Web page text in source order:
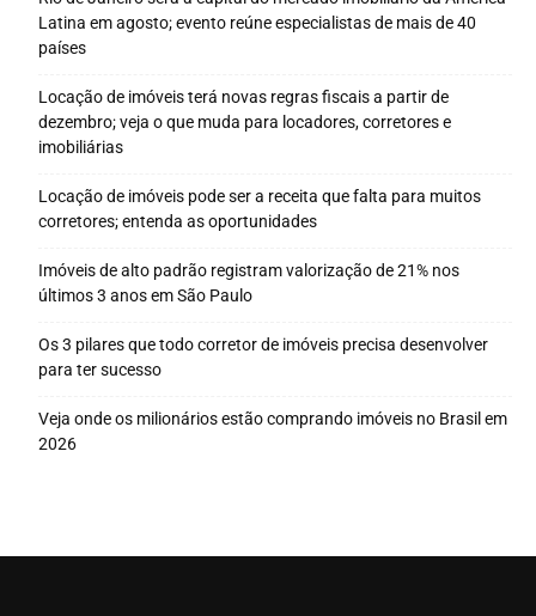
Latina em agosto; evento reúne especialistas de mais de 40
países
Locação de imóveis terá novas regras fiscais a partir de
dezembro; veja o que muda para locadores, corretores e
imobiliárias
Locação de imóveis pode ser a receita que falta para muitos
corretores; entenda as oportunidades
Imóveis de alto padrão registram valorização de 21% nos
últimos 3 anos em São Paulo
Os 3 pilares que todo corretor de imóveis precisa desenvolver
para ter sucesso
Veja onde os milionários estão comprando imóveis no Brasil em
2026